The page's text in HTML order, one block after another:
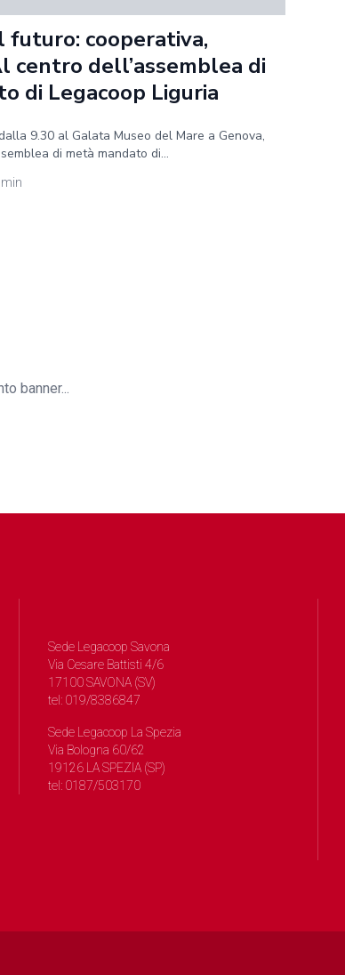
futuro: cooperativa,
centro dell’assemblea di
di Legacoop Liguria
9.30 al Galata Museo del Mare a Genova,
di metà mandato di...
banner...
Sede Legacoop Savona
Via Cesare Battisti 4/6
17100 SAVONA (SV)
tel: 019/8386847
Sede Legacoop La Spezia
Via Bologna 60/62
19126 LA SPEZIA (SP)
tel: 0187/503170